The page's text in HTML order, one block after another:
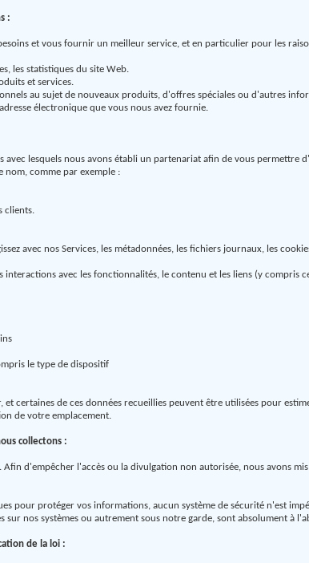
:
et vous fournir un meilleur service, et en particulier pour les
les statistiques du site Web.
et services.
au sujet de nouveaux produits, d'offres spéciales ou d'autres
électronique que vous nous avez fournie.
avec lesquels nous avons établi un partenariat afin de vous
nom, comme par exemple :
clients.
avec nos Services, les métadonnées, les fichiers journaux, les
avec les fonctionnalités, le contenu et les liens (y compris
le type de dispositif
certaines de ces données recueillies peuvent être utilisées pour
de votre emplacement.
collectons :
d'empêcher l'accès ou la divulgation non autorisée, nous avons
pour protéger vos informations, aucun système de sécurité n'est
sur nos systèmes ou autrement sous notre garde, sont absolument à
de la loi :